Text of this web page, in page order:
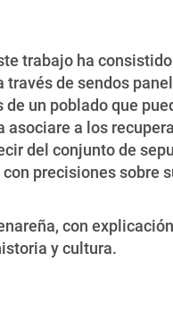
trabajo ha
de sendos
un poblado que
a los
del conjunto de
precisiones sobre
con
y cultura.